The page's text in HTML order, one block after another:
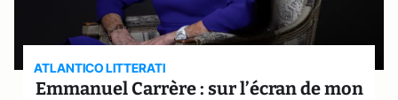
ATLANTICO LITTERATI
Emmanuel Carrère : sur l’écran de mon